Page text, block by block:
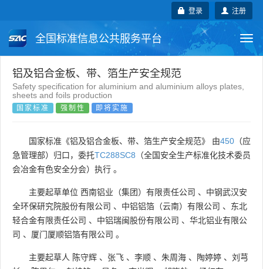
注册
登录
全国标准信息公共服务平台
国家标准 行业标准
团体标准
铝及铝合金板、带、箔生产安全规范
Safety specification for aluminium and aluminium alloys plates,
sheets and foils production
国家标准 强制性 即将实施
国家标准《铝及铝合金板、带、箔生产安全规范》 由450 （应
急管理部）归口，委托TC288SC8 （全国安全生产标准化技术委员
会冶金有色安全分会）执行 。
主要起草单位 西南铝业（集团）有限责任公司 、 中钢武汉安
全环保研究院股份有限公司 、 中铝铝箔（云南）有限公司 、 东北
轻合金有限责任公司 、 中铝瑞闽股份有限公司 、 华北铝业有限公
司 、 厦门厦顺铝箔有限公司 。
主要起草人 陈守辉 、 张飞 、 李顺 、 朱周海 、 陶婷婷 、 刘芎